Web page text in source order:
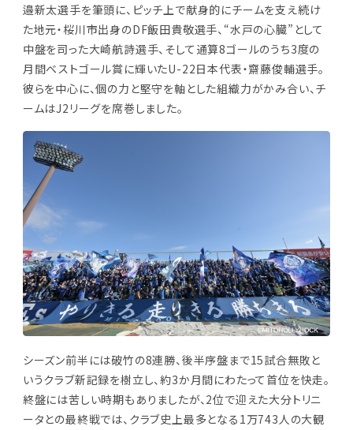
邉新太選手を筆頭に、ピッチ上で献身的にチームを支え続け
た地元・桜川市出身のDF飯田貴敬選手、“水戸の心臓”として
中盤を司った大崎航詩選手、そして通算8ゴールのうち3度の
月間ベストゴール賞に輝いたU-22日本代表・齋藤俊輔選手。
彼らを中心に、個の力と堅守を軸とした組織力がかみ合い、チ
ームはJ2リーグを席巻しました。
シーズン前半には破竹の8連勝、後半序盤まで15試合無敗と
いうクラブ新記録を樹立し、約3か月間にわたって首位を快走。
終盤には苦しい時期もありましたが、2位で迎えた大分トリニ
ータとの最終戦では、クラブ史上最多となる1万743人の大観